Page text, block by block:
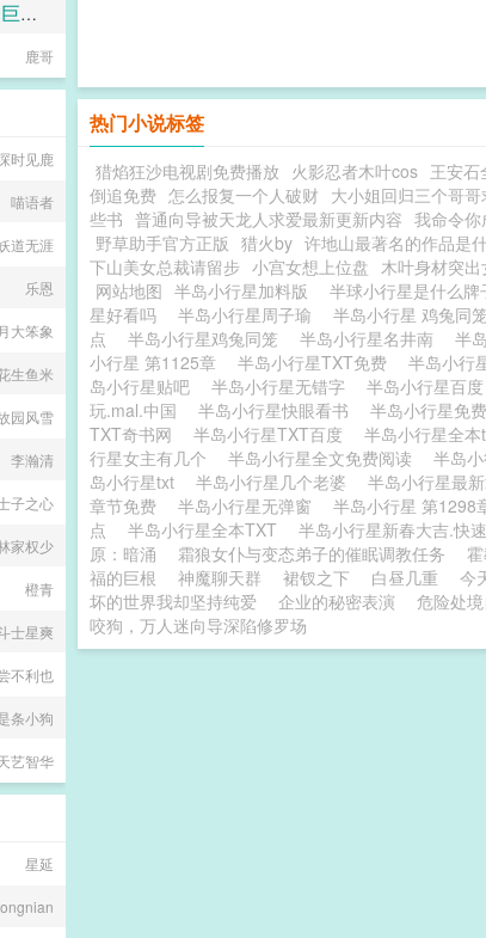
热门小说标签
猎焰狂沙电视剧免费播放 火影忍者木叶cos 王安石
倒追免费 怎么报复一个人破财 大小姐回归三个哥
些书 普通向导被天龙人求爱最新更新内容 我命令
野草助手官方正版 猎火by 许地山最著名的作品是
下山美女总裁请留步 小宫女想上位盘 木叶身材突
网站地图 半岛小行星加料版 半球小行星是什么牌
星好看吗
半岛小行星周子瑜 半岛小行星 鸡兔同笼
点
半岛小行星鸡兔同笼 半岛小行星名井南 半
小行星 第1125章
半岛小行星TXT免费 半岛小行
岛小行星贴吧
半岛小行星无错字 半岛小行星百度
玩.mal.中国
半岛小行星快眼看书 半岛小行星免
TXT奇书网
半岛小行星TXT百度 半岛小行星全本
行星女主有几个
半岛小行星全文免费阅读 半岛
岛小行星txt
半岛小行星几个老婆 半岛小行星最
章节免费
半岛小行星无弹窗 半岛小行星 第1298
点
半岛小行星全本TXT 半岛小行星新春大吉.快
原：暗涌
霜狼女仆与变态弟子的催眠调教任务
福的巨根
神魔聊天群 裙钗之下 白昼几重 今
坏的世界我却坚持纯爱
企业的秘密表演 危险处
咬狗，万人迷向导深陷修罗场
寝取魅魔！巨乳肥臀的羽毛姐被我的巨棒寝取干出阿黑颜
Koisheep
鹿哥
时见鹿
喵语者
道无涯
乐恩
大笨象
生鱼米
园风雪
李瀚清
子之心
家权少
橙青
士星爽
不利也
条小狗
艺智华
星延